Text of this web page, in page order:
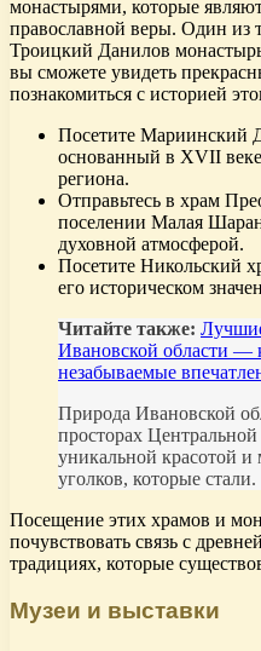
монастырями, которые
православной веры. Один из
Троицкий Данилов
вы сможете увидеть
познакомиться с историей
Посетите Мариинский
основанный в XVII
региона.
Отправьтесь в храм
поселении Малая
духовной атмосферой.
Посетите Никольский
его историческом
Читайте также:
Ивановской области —
незабываемые
Природа Ивановской
просторах
уникальной красотой
уголков, которые стали.
Посещение этих храмов и
почувствовать связь с
традициях, которые
Музеи и выставки